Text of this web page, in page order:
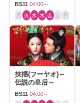
BS11 04:00～
月 火 水 木 金 土 日
扶揺(フーヤオ)～
伝説の皇后～
BS11 04:00～